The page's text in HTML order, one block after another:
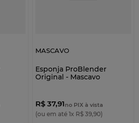
MASCAVO
Esponja ProBlender
Original - Mascavo
R$ 37,91no PIX à vista
(ou em até 1x R$ 39,90)